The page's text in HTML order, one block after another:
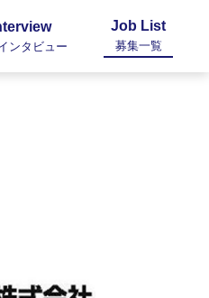
ンタビュー
Job List
募集一覧